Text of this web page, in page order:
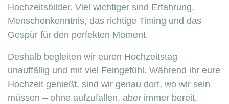
Hochzeitsbilder. Viel wichtiger sind Erfahrung,
Menschenkenntnis, das richtige Timing und das
Gespür für den perfekten Moment.
Deshalb begleiten wir euren Hochzeitstag
unauffällig und mit viel Feingefühl. Während ihr eure
Hochzeit genießt, sind wir genau dort, wo wir sein
müssen – ohne aufzufallen, aber immer bereit,